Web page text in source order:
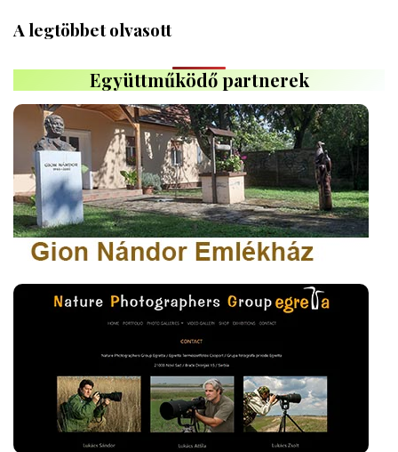
A legtöbbet olvasott
Együttműködő partnerek